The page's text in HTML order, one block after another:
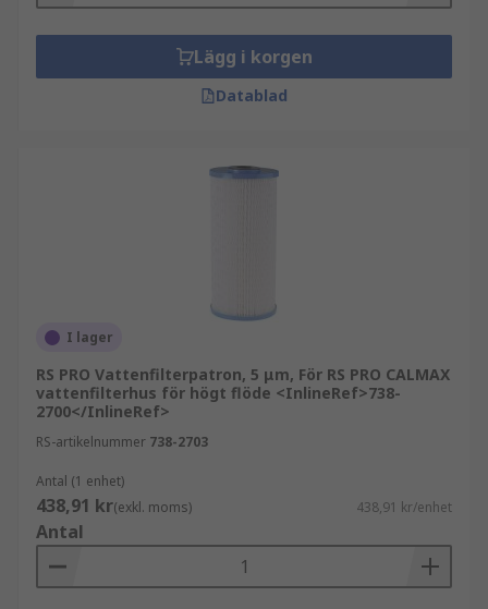
Lägg i korgen
Datablad
I lager
RS PRO Vattenfilterpatron, 5 μm, För RS PRO CALMAX
vattenfilterhus för högt flöde <InlineRef>738-
2700</InlineRef>
RS-artikelnummer 738-2703
Antal (1 enhet)
438,91 kr(exkl. moms) 438,91 kr/enhet
Antal